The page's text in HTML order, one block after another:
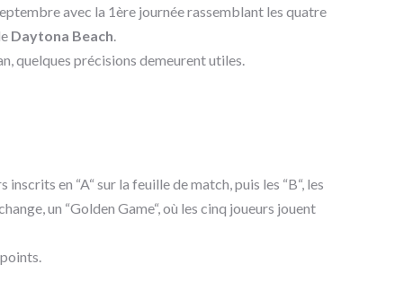
avec la 1ère journée rassemblant les quatre
Daytona Beach.
quelques précisions demeurent utiles.
en “A“ sur la feuille de match, puis les “B“, les
un “Golden Game“, où les cinq joueurs jouent